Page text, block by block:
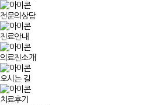
전문의상담
진료안내
의료진소개
오시는 길
치료후기